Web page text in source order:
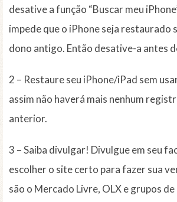
desative a função “Buscar meu
impede que o iPhone seja restaurado
dono antigo. Então desative-a antes
2 – Restaure seu iPhone/iPad sem
assim não haverá mais nenhum
anterior.
3 – Saiba divulgar! Divulgue em seu
escolher o site certo para fazer sua
são o Mercado Livre, OLX e grupos